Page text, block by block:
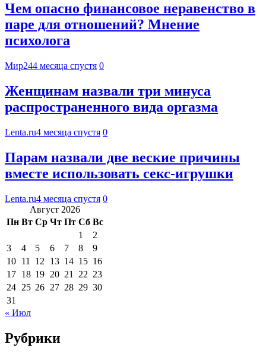
Чем опасно финансовое неравенство в
паре для отношений? Мнение
психолога
Мир244 месяца спустя 0
Женщинам назвали три минуса
распространенного вида оргазма
Lenta.ru4 месяца спустя 0
Парам назвали две веские причины
вместе использовать секс-игрушки
Lenta.ru4 месяца спустя 0
Август 2026
Пн Вт Ср Чт Пт Сб Вс
1
2
3
4 5 6 7 8
9
10 11 12 13 14 15 16
17 18 19 20 21 22 23
24 25 26 27 28 29 30
31
« Июл
Рубрики